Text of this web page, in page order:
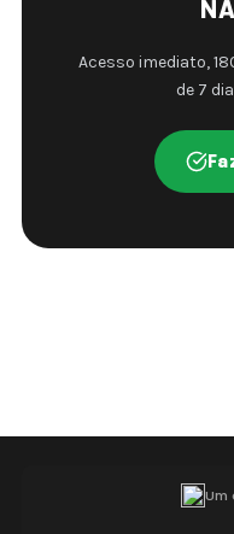
Acesso imediato,
de 7